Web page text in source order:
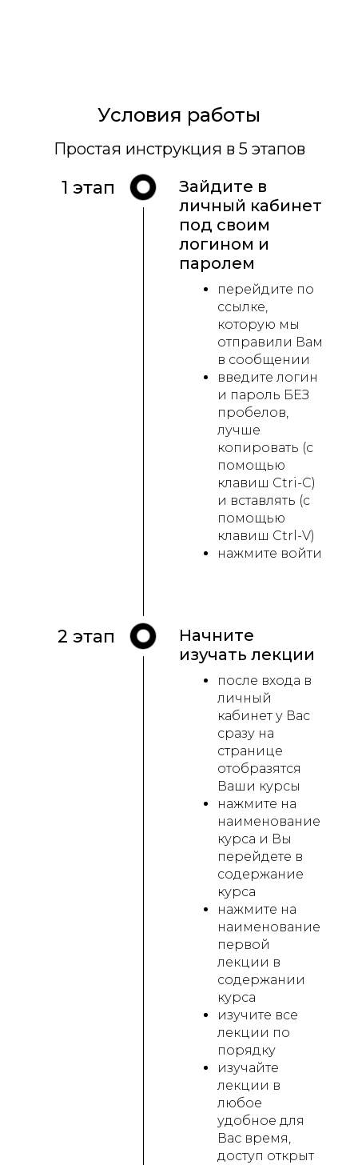
Условия работы
Простая инструкция в 5 этапов
1 этап
Зайдите в
личный кабинет
под своим
логином и
паролем
перейдите по
ссылке,
которую мы
отправили Вам
в сообщении
введите логин
и пароль БЕЗ
пробелов,
лучше
копировать (с
помощью
клавиш Ctri-C)
и вставлять (с
помощью
клавиш Ctrl-V)
нажмите войти
2 этап
Начните
изучать лекции
после входа в
личный
кабинет у Вас
сразу на
странице
отобразятся
Ваши курсы
нажмите на
наименование
курса и Вы
перейдете в
содержание
курса
нажмите на
наименование
первой
лекции в
содержании
курса
изучите все
лекции по
порядку
изучайте
лекции в
любое
удобное для
Вас время,
доступ открыт